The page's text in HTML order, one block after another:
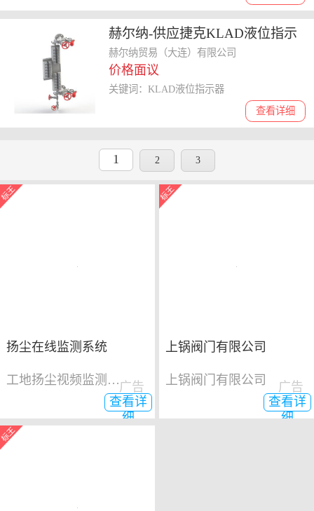
赫尔纳-供应捷克KLAD液位指示
器U52
赫尔纳贸易（大连）有限公司
价格面议
查看详细
关键词：KLAD液位指示器
1 2 3
扬尘在线监测系统
工地扬尘视频监测系统
查看详
细
广告
上锅阀门有限公司
上锅阀门有限公司
查看详
细
广告